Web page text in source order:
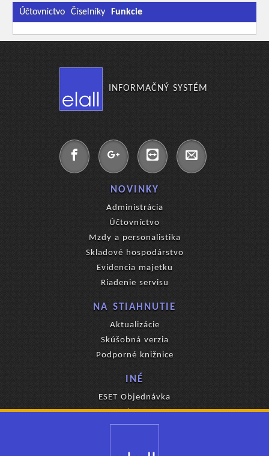
Účtovníctvo Číselníky Funkcie
INFORMAČNÝ SYSTÉM
NOVINKY
Administrácia
Účtovníctvo
Mzdy a personalistika
Skladové hospodárstvo
Evidencia majetku
Riadenie servisu
NA STIAHNUTIE
Aktualizácie
Skúšobná verzia
Podporné knižnice
INÉ
ESET Objednávka
Ponuka eKasa